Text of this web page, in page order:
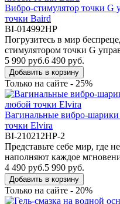
Вибро-стимулятор точки G
точки Baird
BI-014992HP
Погрузитесь в мир
стимулятором точки G
5 990 руб.6 490 руб.
Добавить в корзину
Только на сайте - 25%
Вагинальные вибро-шарики
точки Elvira
BI-210212HP-2
Представьте себе мир, где
наполняют каждое
4 490 руб.5 990 руб.
Добавить в корзину
Только на сайте - 20%